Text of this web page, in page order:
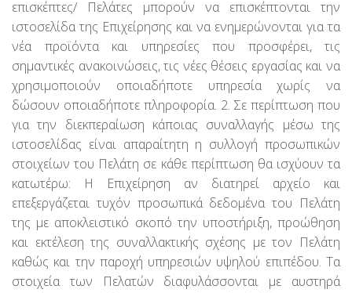
επισκέπτες/ Πελάτες μπορούν να επισκέπτονται την
ιστοσελίδα της Επιχείρησης και να ενημερώνονται για τα
νέα προϊόντα και υπηρεσίες που προσφέρει, τις
σημαντικές ανακοινώσεις, τις νέες θέσεις εργασίας και να
χρησιμοποιούν οποιαδήποτε υπηρεσία χωρίς να
δώσουν οποιαδήποτε πληροφορία. 2. Σε περίπτωση που
για την διεκπεραίωση κάποιας συναλλαγής μέσω της
ιστοσελίδας είναι απαραίτητη η συλλογή προσωπικών
στοιχείων του Πελάτη σε κάθε περίπτωση θα ισχύουν τα
κατωτέρω: Η Επιχείρηση αν διατηρεί αρχείο και
επεξεργάζεται τυχόν προσωπικά δεδομένα του Πελάτη
της με αποκλειστικό σκοπό την υποστήριξη, προώθηση
και εκτέλεση της συναλλακτικής σχέσης με τον Πελάτη
καθώς και την παροχή υπηρεσιών υψηλού επιπέδου. Τα
στοιχεία των Πελατών διαφυλάσσονται με αυστηρά